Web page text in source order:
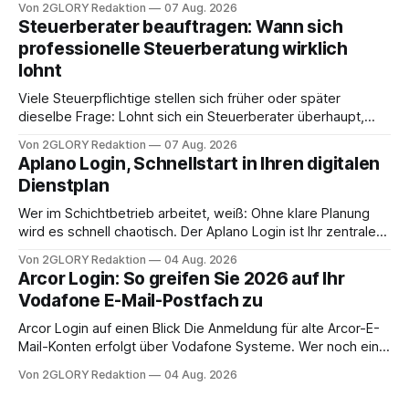
angewiesen ist, stellt sich für Familien eine schwierige
Frage: Muss die Versorgung dauerhaft in der Klinik bleiben –
oder ist ein Leben zu Hause möglich? Die außerklinische
Intensivpflege bietet genau diese Alternative: Sie
Von 2GLORY Redaktion 07 Aug. 2026
Steuerberater beauftragen: Wann sich
professionelle Steuerberatung wirklich
lohnt
Viele Steuerpflichtige stellen sich früher oder später
dieselbe Frage: Lohnt sich ein Steuerberater überhaupt,
erledigen? Die kurze Antwort: Bei einfachen
Einkommensverhältnissen reicht häufig eine Steuersoftware
aus – sobald jedoch mehrere Einkunftsarten
zusammentreffen oder größere finanzielle Veränderungen
anstehen, zahlt sich professionelle Unterstützung meist
Von 2GLORY Redaktion 07 Aug. 2026
Aplano Login, Schnellstart in Ihren digitalen
Dienstplan
Wer im Schichtbetrieb arbeitet, weiß: Ohne klare Planung
wird es schnell chaotisch. Der Aplano Login ist Ihr zentraler
abwesenheiten und die gesamte kommunikation rund um
Ihr personal digital zu organisieren. In diesem Leitfaden
erfahren Sie alles, was Sie für einen reibungslosen Einstieg
brauchen, von der Registrierung
Von 2GLORY Redaktion 04 Aug. 2026
Arcor Login: So greifen Sie 2026 auf Ihr
Vodafone E-Mail-Postfach zu
Arcor Login auf einen Blick Die Anmeldung für alte Arcor-E-
Mail-Konten erfolgt über Vodafone Systeme. Wer noch eine
besitzt, loggt sich heute über das Vodafone E-Mail & Cloud
Von 2GLORY Redaktion 04 Aug. 2026